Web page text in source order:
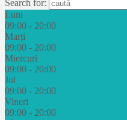
Search for:
Luni
09:00 - 20:00
Marți
09:00 - 20:00
Miercuri
09:00 - 20:00
Joi
09:00 - 20:00
Vineri
09:00 - 20:00